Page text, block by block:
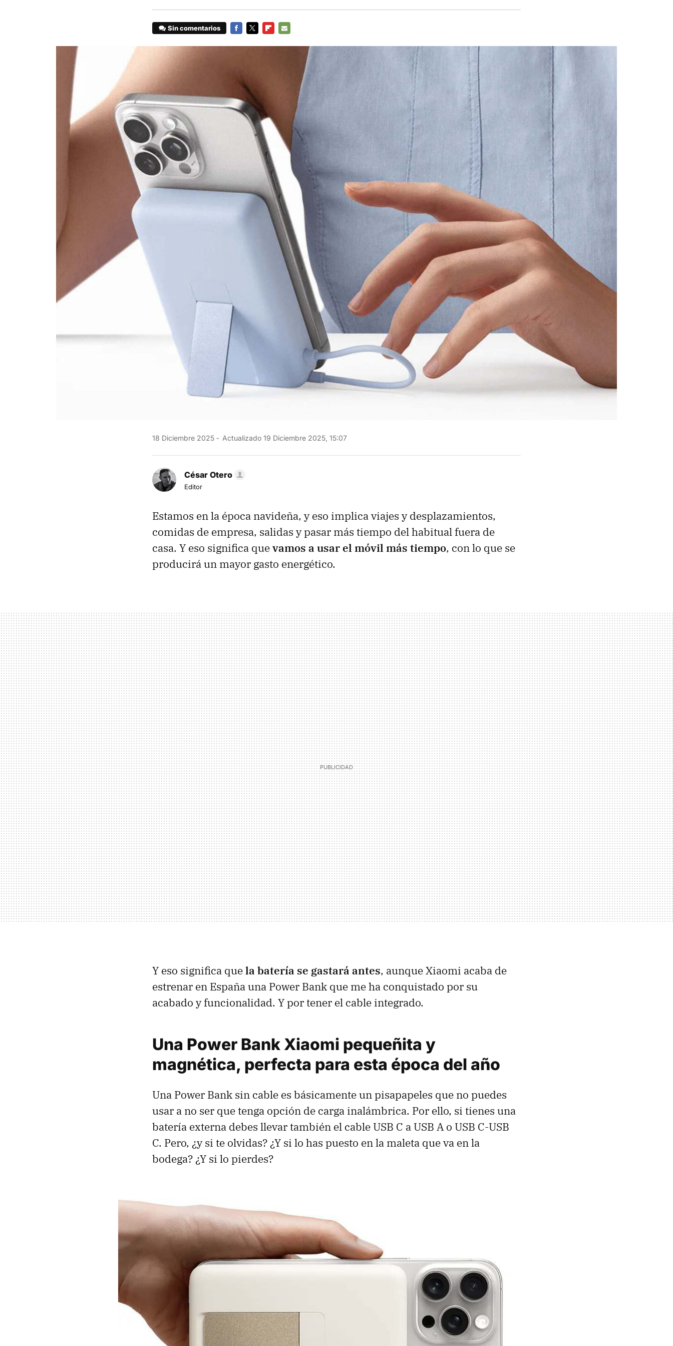
Sin comentarios
18 Diciembre 2025 Actualizado 19 Diciembre 2025, 15:07
César Otero
Editor
Estamos en la época navideña, y eso implica viajes y desplazamientos,
comidas de empresa, salidas y pasar más tiempo del habitual fuera de
casa. Y eso significa quevamos a usar el móvil más tiempo, con lo que se
producirá un mayor gasto energético.
Y eso significa quela batería se gastará antes, aunque Xiaomi acaba de
estrenar en España una Power Bank que me ha conquistado por su
acabado y funcionalidad. Y por tener el cable integrado.
Una Power Bank Xiaomi pequeñita y
magnética, perfecta para esta época del año
Una Power Bank sin cable es básicamente un pisapapeles que no puedes
usar a no ser que tenga opción de carga inalámbrica. Por ello, si tienes una
batería externa debes llevar también el cable USB C a USB A o USB C-USB
C. Pero, ¿y si te olvidas? ¿Y si lo has puesto en la maleta que va en la
bodega? ¿Y si lo pierdes?